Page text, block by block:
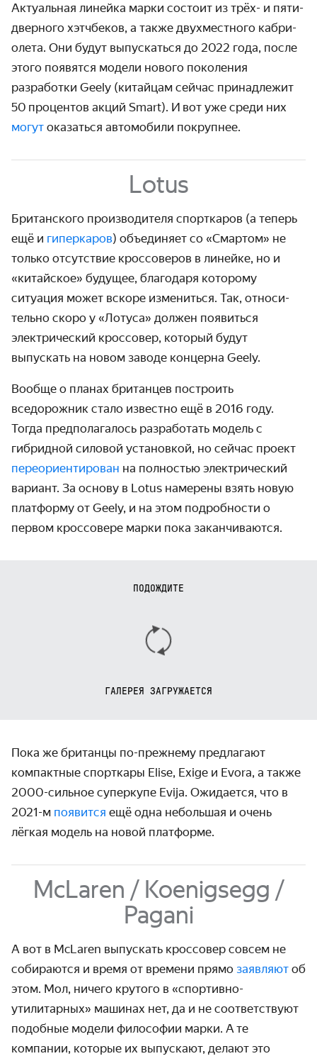
Актуальная линейка марки состоит из трёх- и пяти­
дверного хэтчбеков, а также двух­местного кабри­
олета. Они будут выпускаться до 2022 года, после
этого появятся модели нового поколения
разработки Geely (китайцам сейчас принадлежит
50 процентов акций Smart). И вот уже среди них
могут оказаться автомобили покрупнее.
Lotus
Британского производителя спорткаров (а теперь
ещё и гиперкаров) объединяет со «Смартом» не
только отсут­ствие крос­соверов в линейке, но и
«китайское» будущее, благодаря которому
ситуация может вскоре измениться. Так, относи­
тельно скоро у «Лотуса» должен появиться
электриче­ский кроссовер, который будут
выпускать на новом заводе концерна Geely.
Вообще о планах британцев построить
вседорожник стало известно ещё в 2016 году.
Тогда пред­полагалось разработать модель с
гибридной силовой установкой, но сейчас проект
пере­ориенти­рован на полностью электри­ческий
вариант. За основу в Lotus намерены взять новую
платформу от Geely, и на этом подроб­ности о
первом кроссовере марки пока заканчи­ваются.
ПОДОЖДИТЕ
ГАЛЕРЕЯ ЗАГРУЖАЕТСЯ
Пока же британцы по-прежнему предлагают
компактные спорткары Elise, Exige и Evora, а также
2000-сильное суперкупе Evija. Ожидается, что в
2021-м появится ещё одна небольшая и очень
лёгкая модель на новой платформе.
McLaren / Koenigsegg /
Pagani
А вот в McLaren выпускать кроссовер совсем не
собираются и время от времени прямо заявляют об
этом. Мол, ничего крутого в «спортивно-
утилитарных» машинах нет, да и не соответ­ствуют
подобные модели философии марки. А те
компании, которые их выпускают, делают это